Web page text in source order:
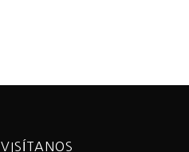
VISÍTANOS